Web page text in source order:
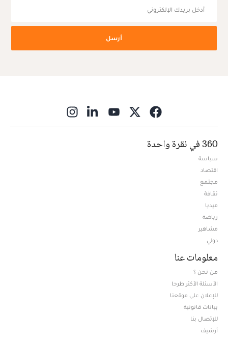
أرسل
360 في نقرة واحدة
سياسة
اقتصاد
مجتمع
ثقافة
ميديا
رياضة
مشاهير
دولي
معلومات عنا
من نحن ؟
الأسئلة الأكثر طرحا
للإعلان على موقعنا
بيانات قانونية
للإتصال بنا
أرشيف